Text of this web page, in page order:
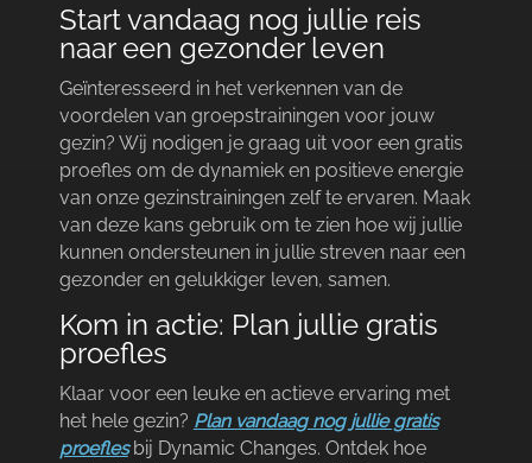
Start vandaag nog jullie reis
naar een gezonder leven
Geïnteresseerd in het verkennen van de
voordelen van groepstrainingen voor jouw
gezin? Wij nodigen je graag uit voor een gratis
proefles om de dynamiek en positieve energie
van onze gezinstrainingen zelf te ervaren.​ Maak
van deze kans gebruik om te zien hoe wij jullie
kunnen ondersteunen in jullie streven naar een
gezonder en gelukkiger leven, samen.​
Kom in actie: Plan jullie gratis
proefles
Klaar voor een leuke en actieve ervaring met
het hele gezin? Plan vandaag nog jullie gratis
proeflesbij Dynamic Changes.​ Ontdek hoe